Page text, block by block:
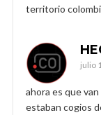
territorio
julio
ahora es que
estaban cogios